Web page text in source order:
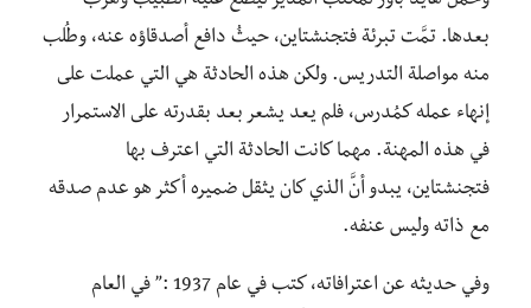
بعدها. تمَّت تبرئة فتجنشتاين، حيثُ دافع أصدقاؤه عنه، وطُلب
منه مواصلة التدريس. ولكن هذه الحادثة هي التي عملت على
إنهاء عمله كمُدرس، فلم يعد يشعر بعد بقدرته على الاستمرار
في هذه المهنة. مهما كانت الحادثة التي اعترف بها
فتجنشتاين، يبدو أنَّ الذي كان يثقل ضميره أكثر هو عدم صدقه
مع ذاته وليس عنفه.
وفي حديثه عن اعترافاته، كتب في عام 1937 :” في العام